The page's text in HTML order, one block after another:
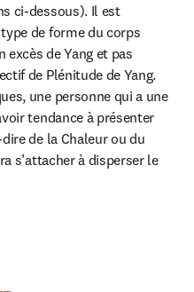
ci-dessous). Il est
de forme du corps
excès de Yang et pas
de Plénitude de Yang.
une personne qui a une
tendance à présenter
de la Chaleur ou du
s’attacher à disperser le